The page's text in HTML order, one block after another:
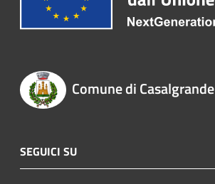
Comune di Casalgrande
SEGUICI SU